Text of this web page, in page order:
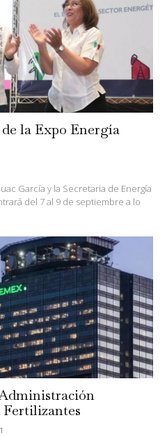
la Expo Energía
García y la Secretaria de Energía
del 7 al 9 de septiembre a lo